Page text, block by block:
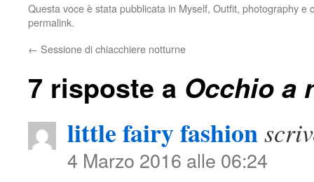
Questa voce è stata pubblicata in Myself, Outfit, photographye
permalink.
← Sessione di chiacchiere notturne
7 risposte a Occhio a
little fairy fashion
4 Marzo 2016 alle 06:24